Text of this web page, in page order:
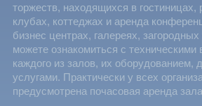
торжеств, находящихся в гостиницах,
клубах, коттеджах и аренда
бизнес центрах, галереях,
можете ознакомиться с техническими
каждого из залов, их оборудованием,
услугами. Практически у всех
предусмотрена почасовая аренда